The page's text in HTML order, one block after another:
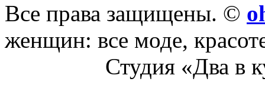
Все права защищены. ©
женщин: все моде,
Студия «Два в